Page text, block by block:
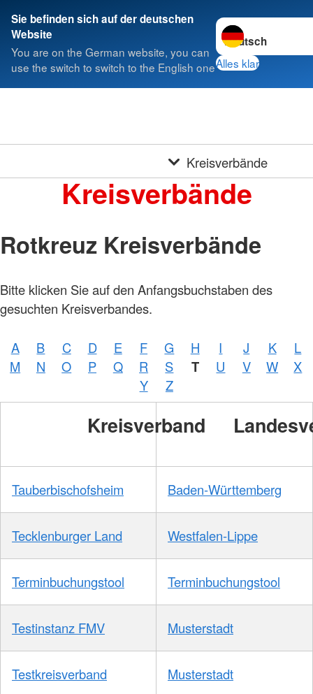
Sie befinden sich auf der deutschen
Website
You are on the German website, you can
use the switch to switch to the English one
Sprache wechseln
Alles klar
Kreisverbände
Kreisverbände
Rotkreuz Kreisverbände
Bitte klicken Sie auf den Anfangsbuchstaben des
gesuchten Kreisverbandes.
A B C D E F G H I J K
L
M
N O P Q R S T U V W
X
Y
Z
Kreisverband
Tauberbischofsheim Baden-Württemberg
Tecklenburger Land Westfalen-Lippe
Terminbuchungstool Terminbuchungstool
Testinstanz FMV Musterstadt
Testkreisverband Musterstadt